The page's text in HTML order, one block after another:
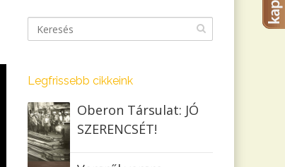
Legfrissebb cikkeink
Oberon Társulat: JÓ
SZERENCSÉT!